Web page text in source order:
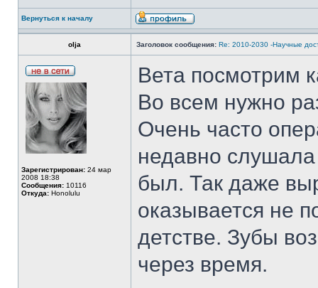
Вернуться к началу
olja Заголовок сообщения: Re: 2010-2030 -Научные
Зарегистрирован: 24 мар
2008 18:38
Сообщения: 10116
Откуда: Honolulu
Вета посмотрим
Во всем нужно
Очень часто
недавно
был. Так даже
оказывается не
детстве. Зубы
через время.